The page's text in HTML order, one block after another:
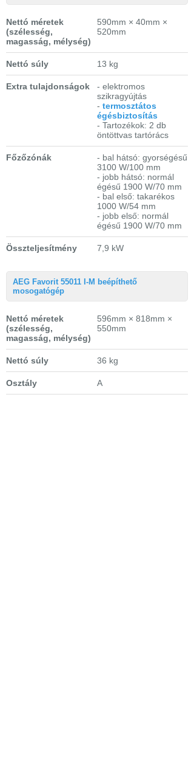
Nettó méretek
(szélesség,
magasság, mélység)
590mm × 40mm ×
520mm
Nettó súly 13 kg
Extra tulajdonságok
- elektromos
szikragyújtás
- termosztátos
égésbiztosítás
- Tartozékok: 2 db
öntöttvas tartórács
Főzőzónák
- bal hátsó: gyorségésű
3100 W/100 mm
- jobb hátsó: normál
égésű 1900 W/70 mm
- bal első: takarékos
1000 W/54 mm
- jobb első: normál
égésű 1900 W/70 mm
Összteljesítmény 7,9 kW
AEG Favorit 55011 I-M beépíthető
mosogatógép
Nettó méretek
(szélesség,
magasság, mélység)
596mm × 818mm ×
550mm
Nettó súly 36 kg
Osztály A